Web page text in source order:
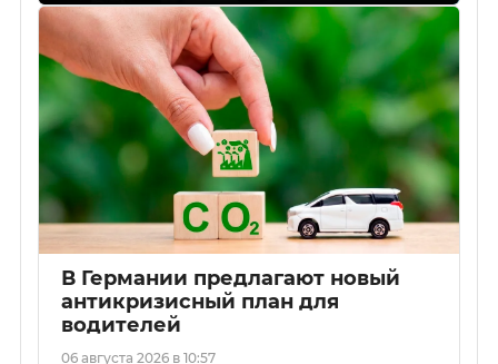
В Германии предлагают новый
антикризисный план для
водителей
06 августа 2026 в 10:57